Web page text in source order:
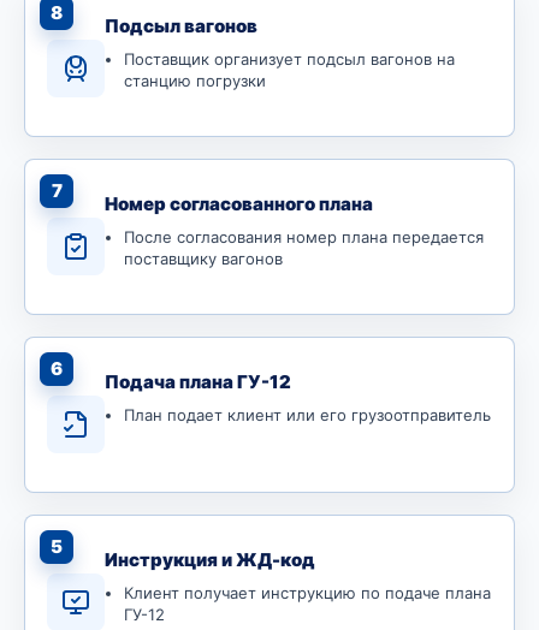
8
Подсыл вагонов
Поставщик организует подсыл вагонов на
станцию погрузки
7
Номер согласованного плана
После согласования номер плана передается
поставщику вагонов
6
Подача плана ГУ-12
План подает клиент или его грузоотправитель
5
Инструкция и ЖД-код
Клиент получает инструкцию по подаче плана
ГУ-12